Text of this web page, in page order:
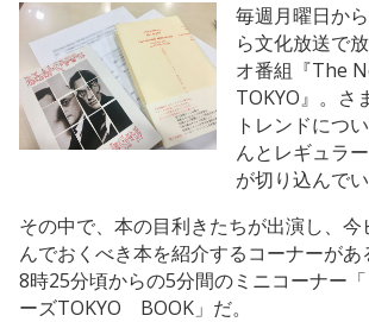
毎週月曜日か
ら文化放送で
オ番組『The
TOKYO』。さ
トレンドにつ
んとレギュラ
が切り込んでい
その中で、本の目利きたちが出演し、
んでおくべき本を紹介するコーナーが
8時25分頃からの5分間のミニコーナー
ーズTOKYO BOOK」だ。